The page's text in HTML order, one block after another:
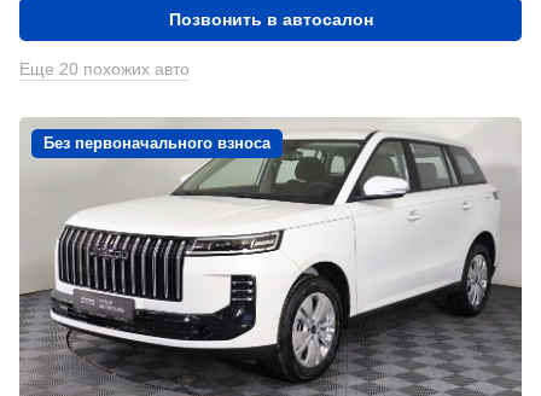
Позвонить в автосалон
Еще 20 похожих авто
Без первоначального взноса